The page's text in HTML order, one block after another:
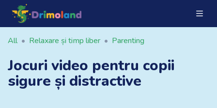
All • Relaxare și timp liber • Parenting
Jocuri video pentru copii
sigure și distractive